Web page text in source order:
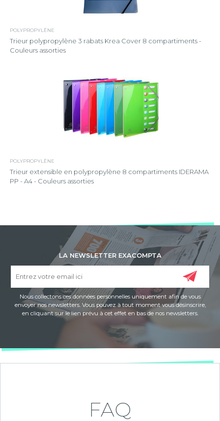
POLYPROPYLÈNE
Trieur polypropylène 3 rabats Krea Cover 8 compartiments -
Couleurs assorties
POLYPROPYLÈNE
Trieur extensible en polypropylène 8 compartiments IDERAMA
PP - A4 - Couleurs assorties
LA NEWSLETTER EXACOMPTA
Nous collectons ces données personnelles uniquement afin de vous
envoyer nos newsletters. Vous pouvez à tout moment vous désinscrire,
en cliquant sur le lien prévu à cet effet en bas de nos newsletters.
FAQ